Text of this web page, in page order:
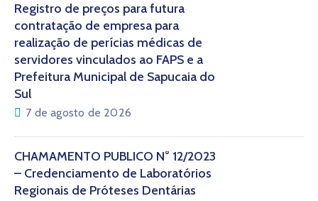
Registro de preços para futura
contratação de empresa para
realização de perícias médicas de
servidores vinculados ao FAPS e a
Prefeitura Municipal de Sapucaia do
Sul
7 de agosto de 2026
CHAMAMENTO PÚBLICO N° 12/2023
– Credenciamento de Laboratórios
Regionais de Próteses Dentárias